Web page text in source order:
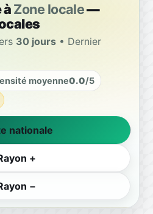
àZone locale—
30 jours • Dernier
moyenne0.0/5
nationale
+
−